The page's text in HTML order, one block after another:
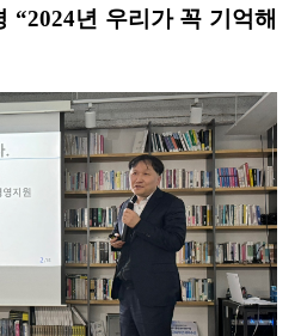
“2024년 우리가 꼭 기억해